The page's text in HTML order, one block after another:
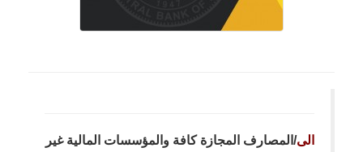
الى/المصارف المجازة كافة والمؤسسات المالية غير